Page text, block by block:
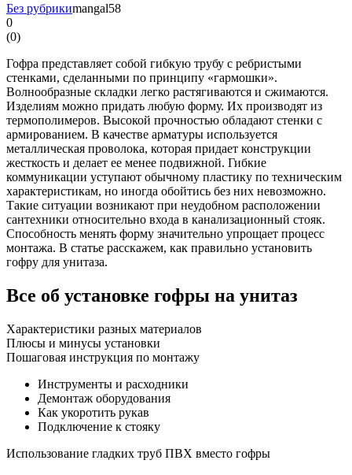
Без рубрикиmangal58
0
(0)
Гофра представляет собой гибкую трубу с ребристыми
стенками, сделанными по принципу «гармошки».
Волнообразные складки легко растягиваются и сжимаются.
Изделиям можно придать любую форму. Их производят из
термополимеров. Высокой прочностью обладают стенки с
армированием. В качестве арматуры используется
металлическая проволока, которая придает конструкции
жесткость и делает ее менее подвижной. Гибкие
коммуникации уступают обычному пластику по техническим
характеристикам, но иногда обойтись без них невозможно.
Такие ситуации возникают при неудобном расположении
сантехники относительно входа в канализационный стояк.
Способность менять форму значительно упрощает процесс
монтажа. В статье расскажем, как правильно установить
гофру для унитаза.
Все об установке гофры на унитаз
Характеристики разных материалов
Плюсы и минусы установки
Пошаговая инструкция по монтажу
Инструменты и расходники
Демонтаж оборудования
Как укоротить рукав
Подключение к стояку
Использование гладких труб ПВХ вместо гофры